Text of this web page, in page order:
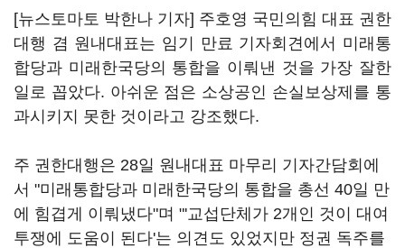
[뉴스토마토 박한나 기자] 주호영 국민의힘 대표 권한
대행 겸 원내대표는 임기 만료 기자회견에서 미래통
합당과 미래한국당의 통합을 이뤄낸 것을 가장 잘한
일로 꼽았다. 아쉬운 점은 소상공인 손실보상제를 통
과시키지 못한 것이라고 강조했다.
주 권한대행은 28일 원내대표 마무리 기자간담회에
서 "미래통합당과 미래한국당의 통합을 총선 40일 만
에 힘겹게 이뤄냈다"며 "'교섭단체가 2개인 것이 대여
투쟁에 도움이 된다'는 의견도 있었지만 정권 독주를